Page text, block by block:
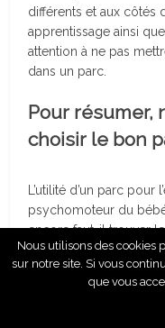
différents et aux côtés
apprentissage ainsi
attention à ne pas
dans un parc.
Pour résumer,
choisir le bon
L’utilité d’un parc
psychomoteur du
encore faut-il trouver
conseils pour faire un
La conformité
La sécurité du parc
Nous utilisons des
sur notre site. Si vous
que vous